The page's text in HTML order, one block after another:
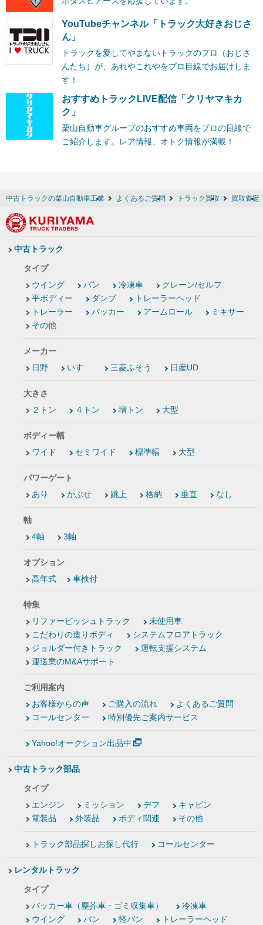
YouTubeチャンネル「トラック大好きおじさ
ん」
トラックを愛してやまないトラックのプロ（おじさ
んたち）が、あれやこれやをプロ目線でお届けしま
す！
おすすめトラックLIVE配信「クリヤマキカ
ク」
栗山自動車グループのおすすめ車両をプロの目線で
ご紹介します。レア情報、オトク情報が満載！
中古トラックの栗山自動車工業 よくあるご質問 トラック買取 買取査定
中古トラック
タイプ
ウイング
バン 冷凍車
クレーン/セルフ
平ボディー
ダンプ
トレーラーヘッド
トレーラー
パッカー アームロール
ミキサー
その他
メーカー
日野
いすゞ 三菱ふそう 日産UD
大きさ
２トン
４トン 増トン 大型
ボディー幅
ワイド
セミワイド 標準幅 大型
パワーゲート
あり
かぶせ 跳上 格納 垂直 なし
軸
4軸
3軸
オプション
高年式
車検付
特集
リファービッシュトラック
未使用車
こだわりの造りボディ
システムフロアトラック
ジョルダー付きトラック
運転支援システム
運送業のM&Aサポート
ご利用案内
お客様からの声
ご購入の流れ
よくあるご質問
コールセンター
特別優先ご案内サービス
Yahoo!オークション出品中
中古トラック部品
タイプ
エンジン
ミッション デフ
キャビン
電装品
外装品 ボディ関連 その他
トラック部品探しお探し代行 コールセンター
レンタルトラック
タイプ
パッカー車（塵芥車・ゴミ収集車）
冷凍車
ウイング
バン 軽バン
トレーラーヘッド